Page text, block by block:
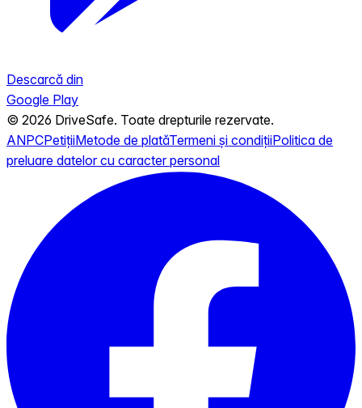
Descarcă din
Google Play
© 2026 DriveSafe. Toate drepturile rezervate.
ANPCPetițiiMetode de platăTermeni și condițiiPolitica de
preluare datelor cu caracter personal